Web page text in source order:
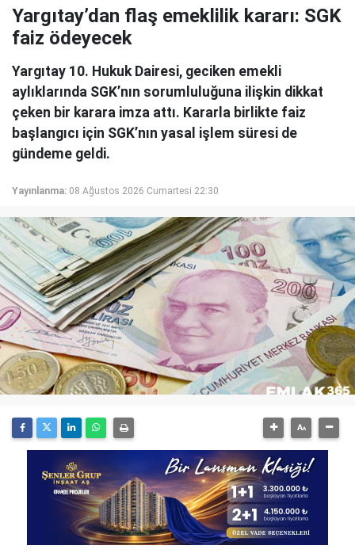
Yargıtay’dan flaş emeklilik kararı: SGK
faiz ödeyecek
Yargıtay 10. Hukuk Dairesi, geciken emekli
aylıklarında SGK’nın sorumluluğuna ilişkin dikkat
çeken bir karara imza attı. Kararla birlikte faiz
başlangıcı için SGK’nın yasal işlem süresi de
gündeme geldi.
Yayınlanma: 08 Ağustos 2026 Cumartesi 22:30